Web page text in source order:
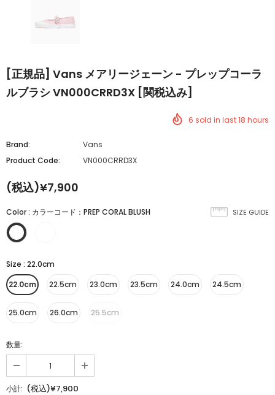
[正規品] Vans メアリージェーン - プレップコーラ
ルブラシ VN000CRRD3X [関税込み]
6 sold in last18 hours
Brand:
Vans
Product Code:
VN000CRRD3X
(税込)¥7,900
SIZE GUIDE
Color: カラーコード：PREP CORAL BLUSH
Size : 22.0cm
22.0cm
22.5cm 23.0cm 23.5cm 24.0cm 24.5cm
25.0cm 26.0cm 25.5cm
数量:
小計: (税込)¥7,900